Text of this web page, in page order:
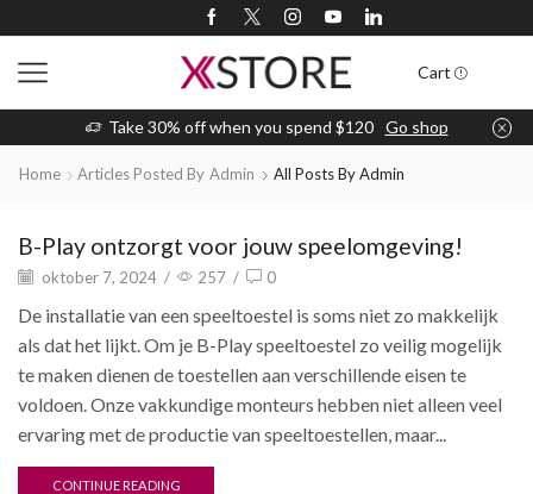
Cart
Take 30% off when you spend $120 Go shop
Home Articles Posted By Admin All Posts By Admin
B-Play ontzorgt voor jouw speelomgeving!
oktober 7, 2024 / 257 / 0
De installatie van een speeltoestel is soms niet zo makkelijk
als dat het lijkt. Om je B-Play speeltoestel zo veilig mogelijk
te maken dienen de toestellen aan verschillende eisen te
voldoen. Onze vakkundige monteurs hebben niet alleen veel
ervaring met de productie van speeltoestellen, maar...
CONTINUE READING